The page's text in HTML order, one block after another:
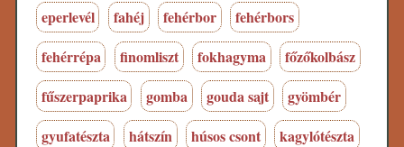
eperlevél
fahéj fehérbor
fehérbors
fehérrépa
finomliszt fokhagyma
főzőkolbász
fűszerpaprika
gomba gouda sajt
gyömbér
gyufatészta
hátszín húsos csont
kagylótészta